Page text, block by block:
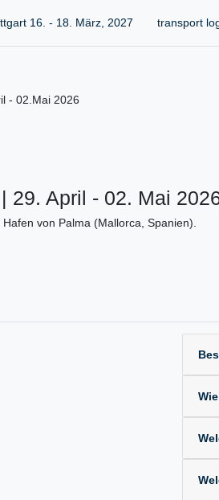
16. - 18. März, 2027 transport
- 02.Mai 2026
29. April - 02. Mai
von Palma (Mallorca, Spanien).